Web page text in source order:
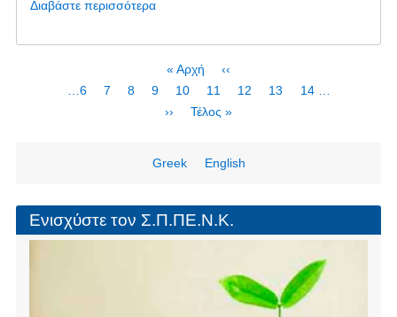
Διαβάστε περισσότεραγια
Συγκέντρωση
-
Ακρόπολη
First
page
« Αρχή
Προηγούμενη
σελίδα
‹‹
Page
6 Page
7 Page
8 Page
9
Τρέχουσα
σελίδα
10 Page
11 Page
12 Page
13 Page
14
Next
››
Last
Τέλος »
Greek English
Ενισχύστε τον Σ.Π.ΠΕ.Ν.Κ.